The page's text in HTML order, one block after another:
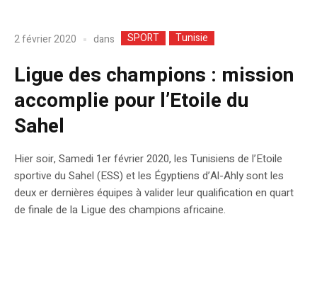
2 février 2020 dans SPORT Tunisie
Ligue des champions : mission
accomplie pour l’Etoile du
Sahel
Hier soir, Samedi 1er février 2020, les Tunisiens de l’Etoile
sportive du Sahel (ESS) et les Égyptiens d’Al-Ahly sont les
deux er dernières équipes à valider leur qualification en quart
de finale de la Ligue des champions africaine.